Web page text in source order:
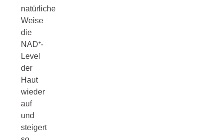
natürliche
Weise
die
NAD⁺-
Level
der
Haut
wieder
auf
und
steigert